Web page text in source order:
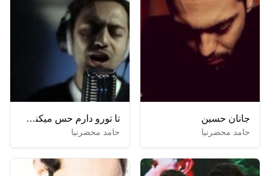
جانان حسین
حامد محضرنیا
تا تورو دارم حس میکنم دنیا تو دستامه
حامد محضرنیا